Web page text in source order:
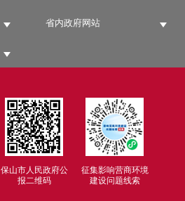
省内政府网站
保山市人民政府公
报二维码
征集影响营商环境
建设问题线索